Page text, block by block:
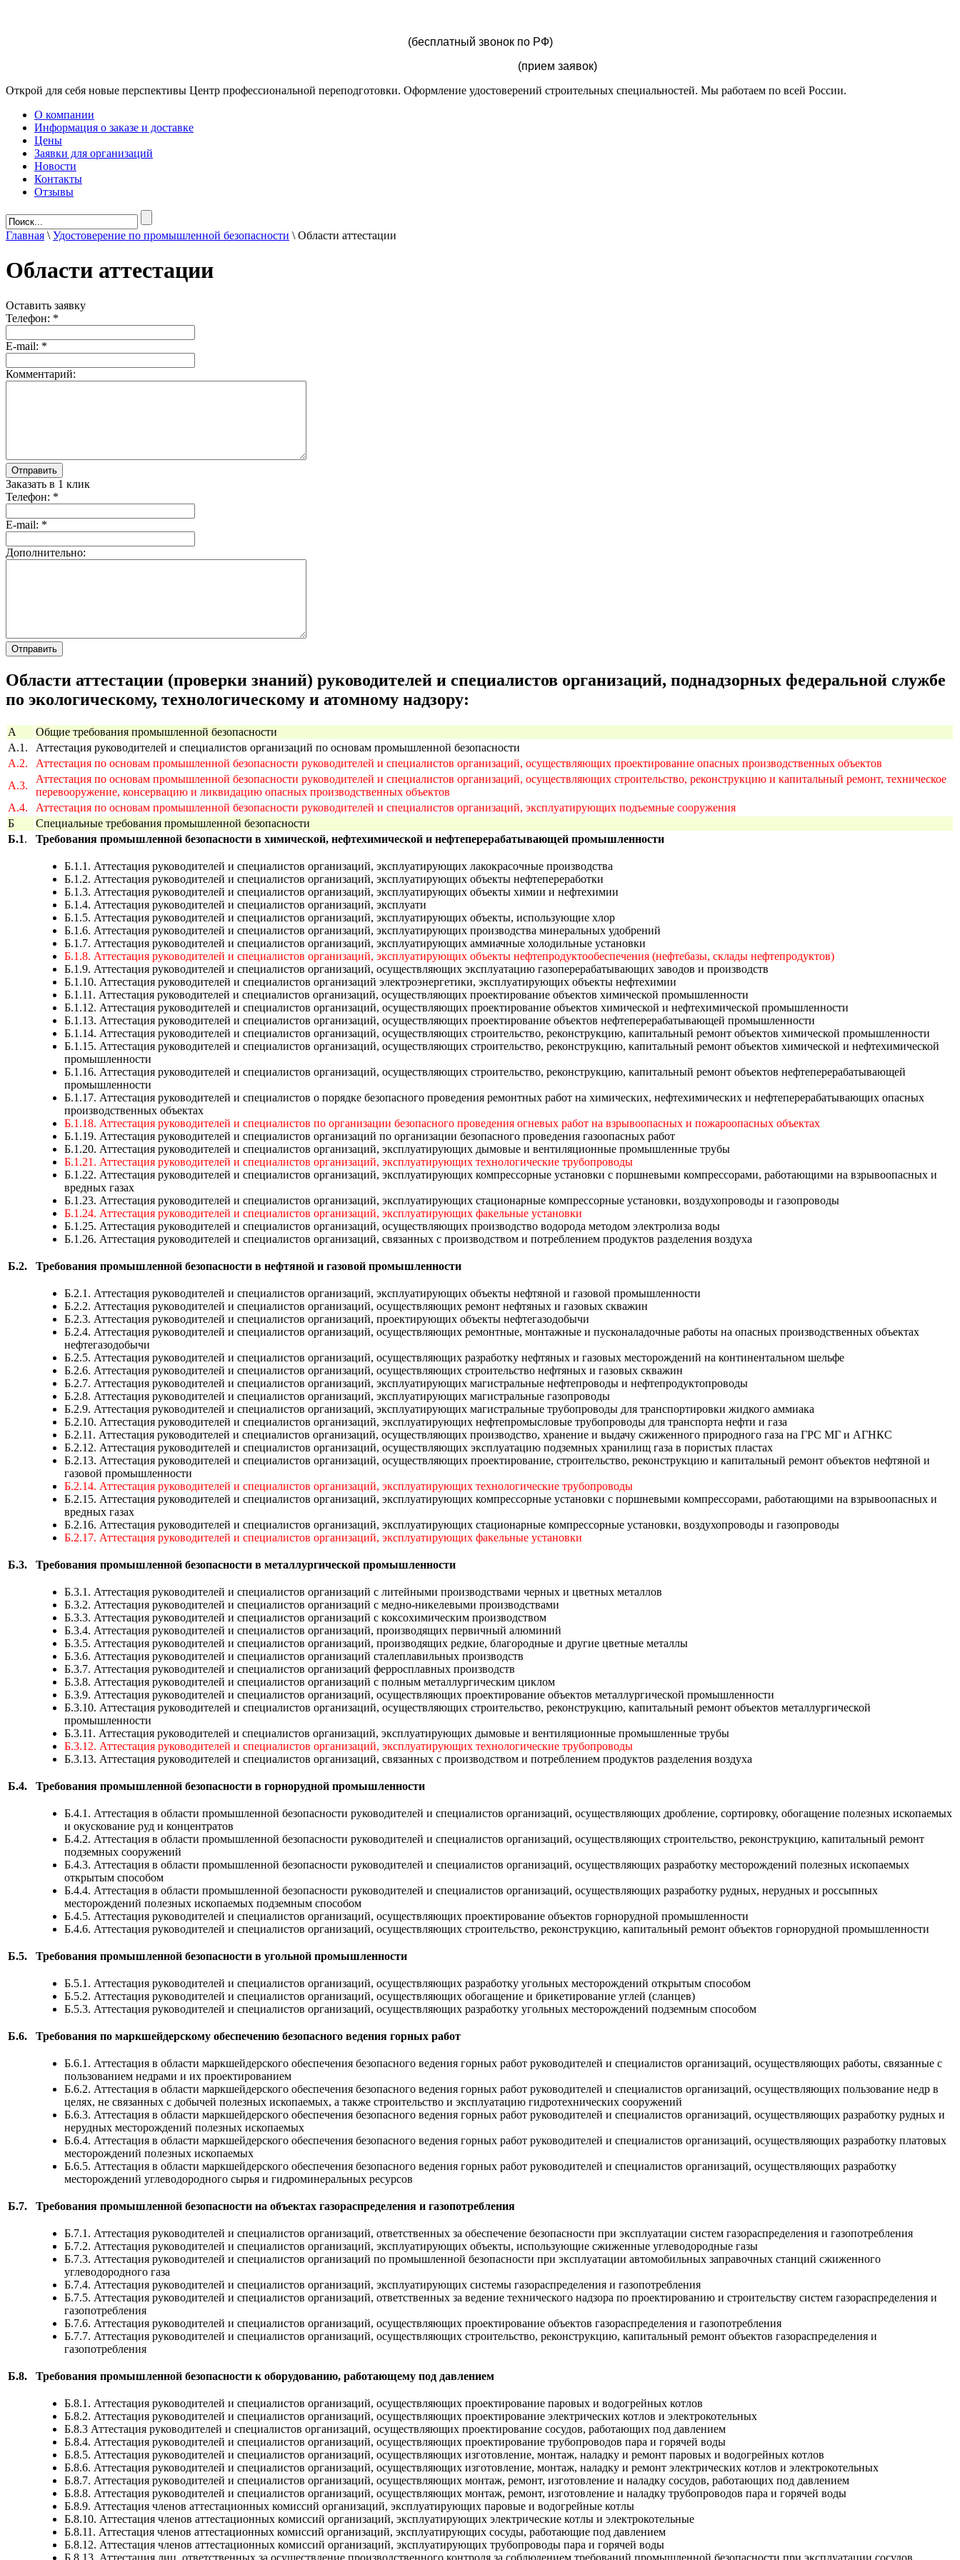
(бесплатный звонок по РФ)
(прием заявок)
Открой для себя новые перспективы Центр профессиональной переподготовки. Оформление удостоверений строительных специальностей. Мы работаем по всей России.
О компании
Информация о заказе и доставке
Цены
Заявки для организаций
Новости
Контакты
Отзывы
Главная \ Удостоверение по промышленной безопасности \ Области аттестации
Области аттестации
Оставить заявку
Телефон: *
E-mail: *
Комментарий:
Отправить
Заказать в 1 клик
Телефон: *
E-mail: *
Дополнительно:
Отправить
Области аттестации (проверки знаний) руководителей и специалистов организаций, поднадзорных федеральной службе
по экологическому, технологическому и атомному надзору:
А
Общие требования промышленной безопасности
А.1.
Аттестация руководителей и специалистов организаций по основам промышленной безопасности
А.2.
Аттестация по основам промышленной безопасности руководителей и специалистов организаций, осуществляющих проектирование опасных производственных объектов
А.3.
Аттестация по основам промышленной безопасности руководителей и специалистов организаций, осуществляющих строительство, реконструкцию и капитальный ремонт, техническое
перевооружение, консервацию и ликвидацию опасных производственных объектов
А.4.
Аттестация по основам промышленной безопасности руководителей и специалистов организаций, эксплуатирующих подъемные сооружения
Б
Специальные требования промышленной безопасности
Б.1. Требования промышленной безопасности в химической, нефтехимической и нефтеперерабатывающей промышленности
Б.1.1. Аттестация руководителей и специалистов организаций, эксплуатирующих лакокрасочные производства
Б.1.2. Аттестация руководителей и специалистов организаций, эксплуатирующих объекты нефтепереработки
Б.1.3. Аттестация руководителей и специалистов организаций, эксплуатирующих объекты химии и нефтехимии
Б.1.4. Аттестация руководителей и специалистов организаций, эксплуати
Б.1.5. Аттестация руководителей и специалистов организаций, эксплуатирующих объекты, использующие хлор
Б.1.6. Аттестация руководителей и специалистов организаций, эксплуатирующих производства минеральных удобрений
Б.1.7. Аттестация руководителей и специалистов организаций, эксплуатирующих аммиачные холодильные установки
Б.1.8. Аттестация руководителей и специалистов организаций, эксплуатирующих объекты нефтепродуктообеспечения (нефтебазы, склады нефтепродуктов)
Б.1.9. Аттестация руководителей и специалистов организаций, осуществляющих эксплуатацию газоперерабатывающих заводов и производств
Б.1.10. Аттестация руководителей и специалистов организаций электроэнергетики, эксплуатирующих объекты нефтехимии
Б.1.11. Аттестация руководителей и специалистов организаций, осуществляющих проектирование объектов химической промышленности
Б.1.12. Аттестация руководителей и специалистов организаций, осуществляющих проектирование объектов химической и нефтехимической промышленности
Б.1.13. Аттестация руководителей и специалистов организаций, осуществляющих проектирование объектов нефтеперерабатывающей промышленности
Б.1.14. Аттестация руководителей и специалистов организаций, осуществляющих строительство, реконструкцию, капитальный ремонт объектов химической промышленности
Б.1.15. Аттестация руководителей и специалистов организаций, осуществляющих строительство, реконструкцию, капитальный ремонт объектов химической и нефтехимической
промышленности
Б.1.16. Аттестация руководителей и специалистов организаций, осуществляющих строительство, реконструкцию, капитальный ремонт объектов нефтеперерабатывающей
промышленности
Б.1.17. Аттестация руководителей и специалистов о порядке безопасного проведения ремонтных работ на химических, нефтехимических и нефтеперерабатывающих опасных
производственных объектах
Б.1.18. Аттестация руководителей и специалистов по организации безопасного проведения огневых работ на взрывоопасных и пожароопасных объектах
Б.1.19. Аттестация руководителей и специалистов организаций по организации безопасного проведения газоопасных работ
Б.1.20. Аттестация руководителей и специалистов организаций, эксплуатирующих дымовые и вентиляционные промышленные трубы
Б.1.21. Аттестация руководителей и специалистов организаций, эксплуатирующих технологические трубопроводы
Б.1.22. Аттестация руководителей и специалистов организаций, эксплуатирующих компрессорные установки с поршневыми компрессорами, работающими на взрывоопасных и
вредных газах
Б.1.23. Аттестация руководителей и специалистов организаций, эксплуатирующих стационарные компрессорные установки, воздухопроводы и газопроводы
Б.1.24. Аттестация руководителей и специалистов организаций, эксплуатирующих факельные установки
Б.1.25. Аттестация руководителей и специалистов организаций, осуществляющих производство водорода методом электролиза воды
Б.1.26. Аттестация руководителей и специалистов организаций, связанных с производством и потреблением продуктов разделения воздуха
Б.2. Требования промышленной безопасности в нефтяной и газовой промышленности
Б.2.1. Аттестация руководителей и специалистов организаций, эксплуатирующих объекты нефтяной и газовой промышленности
Б.2.2. Аттестация руководителей и специалистов организаций, осуществляющих ремонт нефтяных и газовых скважин
Б.2.3. Аттестация руководителей и специалистов организаций, проектирующих объекты нефтегазодобычи
Б.2.4. Аттестация руководителей и специалистов организаций, осуществляющих ремонтные, монтажные и пусконаладочные работы на опасных производственных объектах
нефтегазодобычи
Б.2.5. Аттестация руководителей и специалистов организаций, осуществляющих разработку нефтяных и газовых месторождений на континентальном шельфе
Б.2.6. Аттестация руководителей и специалистов организаций, осуществляющих строительство нефтяных и газовых скважин
Б.2.7. Аттестация руководителей и специалистов организаций, эксплуатирующих магистральные нефтепроводы и нефтепродуктопроводы
Б.2.8. Аттестация руководителей и специалистов организаций, эксплуатирующих магистральные газопроводы
Б.2.9. Аттестация руководителей и специалистов организаций, эксплуатирующих магистральные трубопроводы для транспортировки жидкого аммиака
Б.2.10. Аттестация руководителей и специалистов организаций, эксплуатирующих нефтепромысловые трубопроводы для транспорта нефти и газа
Б.2.11. Аттестация руководителей и специалистов организаций, осуществляющих производство, хранение и выдачу сжиженного природного газа на ГРС МГ и АГНКС
Б.2.12. Аттестация руководителей и специалистов организаций, осуществляющих эксплуатацию подземных хранилищ газа в пористых пластах
Б.2.13. Аттестация руководителей и специалистов организаций, осуществляющих проектирование, строительство, реконструкцию и капитальный ремонт объектов нефтяной и
газовой промышленности
Б.2.14. Аттестация руководителей и специалистов организаций, эксплуатирующих технологические трубопроводы
Б.2.15. Аттестация руководителей и специалистов организаций, эксплуатирующих компрессорные установки с поршневыми компрессорами, работающими на взрывоопасных и
вредных газах
Б.2.16. Аттестация руководителей и специалистов организаций, эксплуатирующих стационарные компрессорные установки, воздухопроводы и газопроводы
Б.2.17. Аттестация руководителей и специалистов организаций, эксплуатирующих факельные установки
Б.3. Требования промышленной безопасности в металлургической промышленности
Б.3.1. Аттестация руководителей и специалистов организаций с литейными производствами черных и цветных металлов
Б.3.2. Аттестация руководителей и специалистов организаций с медно-никелевыми производствами
Б.3.3. Аттестация руководителей и специалистов организаций с коксохимическим производством
Б.3.4. Аттестация руководителей и специалистов организаций, производящих первичный алюминий
Б.3.5. Аттестация руководителей и специалистов организаций, производящих редкие, благородные и другие цветные металлы
Б.3.6. Аттестация руководителей и специалистов организаций сталеплавильных производств
Б.3.7. Аттестация руководителей и специалистов организаций ферросплавных производств
Б.3.8. Аттестация руководителей и специалистов организаций с полным металлургическим циклом
Б.3.9. Аттестация руководителей и специалистов организаций, осуществляющих проектирование объектов металлургической промышленности
Б.3.10. Аттестация руководителей и специалистов организаций, осуществляющих строительство, реконструкцию, капитальный ремонт объектов металлургической
промышленности
Б.3.11. Аттестация руководителей и специалистов организаций, эксплуатирующих дымовые и вентиляционные промышленные трубы
Б.3.12. Аттестация руководителей и специалистов организаций, эксплуатирующих технологические трубопроводы
Б.3.13. Аттестация руководителей и специалистов организаций, связанных с производством и потреблением продуктов разделения воздуха
Б.4. Требования промышленной безопасности в горнорудной промышленности
Б.4.1. Аттестация в области промышленной безопасности руководителей и специалистов организаций, осуществляющих дробление, сортировку, обогащение полезных ископаемых
и окускование руд и концентратов
Б.4.2. Аттестация в области промышленной безопасности руководителей и специалистов организаций, осуществляющих строительство, реконструкцию, капитальный ремонт
подземных сооружений
Б.4.3. Аттестация в области промышленной безопасности руководителей и специалистов организаций, осуществляющих разработку месторождений полезных ископаемых
открытым способом
Б.4.4. Аттестация в области промышленной безопасности руководителей и специалистов организаций, осуществляющих разработку рудных, нерудных и россыпных
месторождений полезных ископаемых подземным способом
Б.4.5. Аттестация руководителей и специалистов организаций, осуществляющих проектирование объектов горнорудной промышленности
Б.4.6. Аттестация руководителей и специалистов организаций, осуществляющих строительство, реконструкцию, капитальный ремонт объектов горнорудной промышленности
Б.5. Требования промышленной безопасности в угольной промышленности
Б.5.1. Аттестация руководителей и специалистов организаций, осуществляющих разработку угольных месторождений открытым способом
Б.5.2. Аттестация руководителей и специалистов организаций, осуществляющих обогащение и брикетирование углей (сланцев)
Б.5.3. Аттестация руководителей и специалистов организаций, осуществляющих разработку угольных месторождений подземным способом
Б.6. Требования по маркшейдерскому обеспечению безопасного ведения горных работ
Б.6.1. Аттестация в области маркшейдерского обеспечения безопасного ведения горных работ руководителей и специалистов организаций, осуществляющих работы, связанные с
пользованием недрами и их проектированием
Б.6.2. Аттестация в области маркшейдерского обеспечения безопасного ведения горных работ руководителей и специалистов организаций, осуществляющих пользование недр в
целях, не связанных с добычей полезных ископаемых, а также строительство и эксплуатацию гидротехнических сооружений
Б.6.3. Аттестация в области маркшейдерского обеспечения безопасного ведения горных работ руководителей и специалистов организаций, осуществляющих разработку рудных и
нерудных месторождений полезных ископаемых
Б.6.4. Аттестация в области маркшейдерского обеспечения безопасного ведения горных работ руководителей и специалистов организаций, осуществляющих разработку платовых
месторождений полезных ископаемых
Б.6.5. Аттестация в области маркшейдерского обеспечения безопасного ведения горных работ руководителей и специалистов организаций, осуществляющих разработку
месторождений углеводородного сырья и гидроминеральных ресурсов
Б.7. Требования промышленной безопасности на объектах газораспределения и газопотребления
Б.7.1. Аттестация руководителей и специалистов организаций, ответственных за обеспечение безопасности при эксплуатации систем газораспределения и газопотребления
Б.7.2. Аттестация руководителей и специалистов организаций, эксплуатирующих объекты, использующие сжиженные углеводородные газы
Б.7.3. Аттестация руководителей и специалистов организаций по промышленной безопасности при эксплуатации автомобильных заправочных станций сжиженного
углеводородного газа
Б.7.4. Аттестация руководителей и специалистов организаций, эксплуатирующих системы газораспределения и газопотребления
Б.7.5. Аттестация руководителей и специалистов организаций, ответственных за ведение технического надзора по проектированию и строительству систем газораспределения и
газопотребления
Б.7.6. Аттестация руководителей и специалистов организаций, осуществляющих проектирование объектов газораспределения и газопотребления
Б.7.7. Аттестация руководителей и специалистов организаций, осуществляющих строительство, реконструкцию, капитальный ремонт объектов газораспределения и
газопотребления
Б.8. Требования промышленной безопасности к оборудованию, работающему под давлением
Б.8.1. Аттестация руководителей и специалистов организаций, осуществляющих проектирование паровых и водогрейных котлов
Б.8.2. Аттестация руководителей и специалистов организаций, осуществляющих проектирование электрических котлов и электрокотельных
Б.8.3 Аттестация руководителей и специалистов организаций, осуществляющих проектирование сосудов, работающих под давлением
Б.8.4. Аттестация руководителей и специалистов организаций, осуществляющих проектирование трубопроводов пара и горячей воды
Б.8.5. Аттестация руководителей и специалистов организаций, осуществляющих изготовление, монтаж, наладку и ремонт паровых и водогрейных котлов
Б.8.6. Аттестация руководителей и специалистов организаций, осуществляющих изготовление, монтаж, наладку и ремонт электрических котлов и электрокотельных
Б.8.7. Аттестация руководителей и специалистов организаций, осуществляющих монтаж, ремонт, изготовление и наладку сосудов, работающих под давлением
Б.8.8. Аттестация руководителей и специалистов организаций, осуществляющих монтаж, ремонт, изготовление и наладку трубопроводов пара и горячей воды
Б.8.9. Аттестация членов аттестационных комиссий организаций, эксплуатирующих паровые и водогрейные котлы
Б.8.10. Аттестация членов аттестационных комиссий организаций, эксплуатирующих электрические котлы и электрокотельные
Б.8.11. Аттестация членов аттестационных комиссий организаций, эксплуатирующих сосуды, работающие под давлением
Б.8.12. Аттестация членов аттестационных комиссий организаций, эксплуатирующих трубопроводы пара и горячей воды
Б.8.13. Аттестация лиц, ответственных за осуществление производственного контроля за соблюдением требований промышленной безопасности при эксплуатации сосудов,